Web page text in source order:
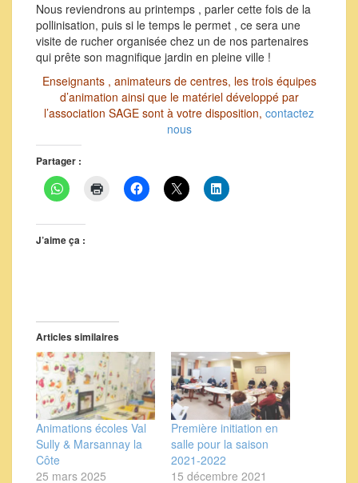
Nous reviendrons au printemps , parler cette fois de la
pollinisation, puis si le temps le permet , ce sera une
visite de rucher organisée chez un de nos partenaires
qui prête son magnifique jardin en pleine ville !
Enseignants , animateurs de centres, les trois équipes
d’animation ainsi que le matériel développé par
l’association SAGE sont à votre disposition, contactez
nous
Partager :
J’aime ça :
Articles similaires
Animations écoles Val
Sully & Marsannay la
Côte
25 mars 2025
Première initiation en
salle pour la saison
2021-2022
15 décembre 2021